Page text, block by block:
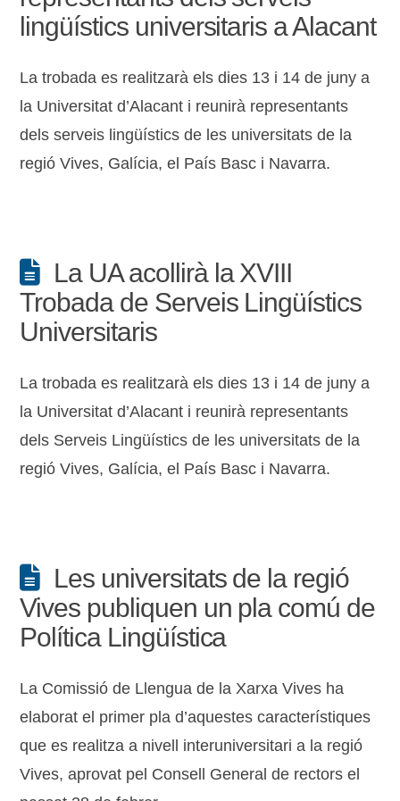
lingüístics universitaris a Alacant
La trobada es realitzarà els dies 13 i 14 de juny a
la Universitat d’Alacant i reunirà representants
dels serveis lingüístics de les universitats de la
regió Vives, Galícia, el País Basc i Navarra.
La UA acollirà la XVIII
Trobada de Serveis Lingüístics
Universitaris
La trobada es realitzarà els dies 13 i 14 de juny a
la Universitat d’Alacant i reunirà representants
dels Serveis Lingüístics de les universitats de la
regió Vives, Galícia, el País Basc i Navarra.
Les universitats de la regió
Vives publiquen un pla comú de
Política Lingüística
La Comissió de Llengua de la Xarxa Vives ha
elaborat el primer pla d’aquestes característiques
que es realitza a nivell interuniversitari a la regió
Vives, aprovat pel Consell General de rectors el